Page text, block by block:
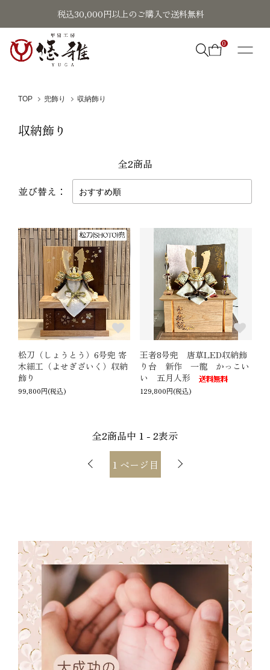
税込30,000円以上のご購入で送料無料
0
TOP 兜飾り 収納飾り
収納飾り
全2商品
並び替え：
松刀（しょうとう）6号兜 寄
木細工（よせぎざいく）収納
飾り
99,800円(税込)
王者8号兜 唐草LED収納飾
り台 新作 一龍 かっこい
い 五月人形
129,800円(税込)
全2商品中 1 - 2表示
1 ページ目